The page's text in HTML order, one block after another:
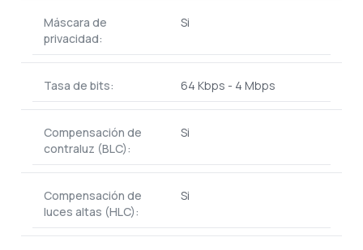
Máscara de
privacidad:
Si
Tasa de bits: 64 Kbps - 4 Mbps
Compensación de
contraluz (BLC):
Si
Compensación de
luces altas (HLC):
Si